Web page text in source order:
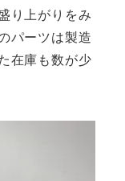
り上がりをみ
パーツは製造
在庫も数が少